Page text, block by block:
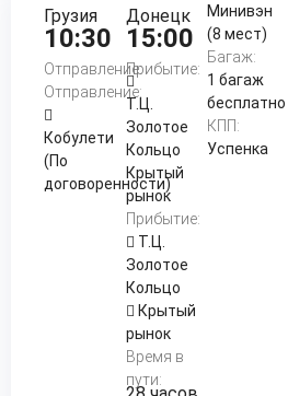
Грузия
10:30
Отправление:
Отправление:
Кобулети
(По
договоренности)
Донецк
15:00
Прибытие:
Т.Ц.
Золотое
Кольцо
Крытый
рынок
Прибытие:
Т.Ц.
Золотое
Кольцо
Крытый
рынок
Время в
пути:
Минивэн
(8 мест)
Багаж:
1 багаж
бесплатно
КПП:
Успенка